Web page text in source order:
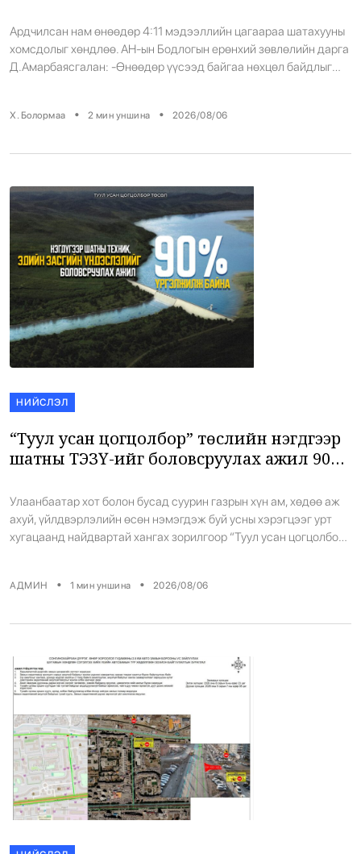
Ардчилсан нам өнөөдөр 4:11 мэдээллийн цагаараа шатахууны
хомсдолыг хөндлөө. АН-ын Бодлогын ерөнхий зөвлөлийн дарга
Д.Амарбаясгалан: -Өнөөдөр үүсээд байгаа нөхцөл байдлыг
зөвхөн шатахууны салбарт бус, зах зээлд баримталж ирсэн
Төр шатахууны үнийг […]
Х. Болормаа • 2 мин уншина • 2026/08/06
НИЙСЛЭЛ
“Туул усан цогцолбор” төслийн нэгдүгээр
шатны ТЭЗҮ-ийг боловсруулах ажил 90
Улаанбаатар хот болон бусад суурин газрын хүн ам, хөдөө аж
ахуй, үйлдвэрлэлийн өсөн нэмэгдэж буй усны хэрэгцээг урт
хугацаанд найдвартай хангах зорилгоор “Туул усан цогцолбор”
Улсын KPIL (Kalpataru Projects International Limited) компани
боловсруулалтын ажлын гүйцэтгэл 90 […]
АДМИН • 1 мин уншина • 2026/08/06